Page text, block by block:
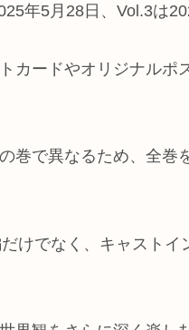
年5月28日、Vol.3は
カードやオリジナルポ
巻で異なるため、全巻
けでなく、キャスト